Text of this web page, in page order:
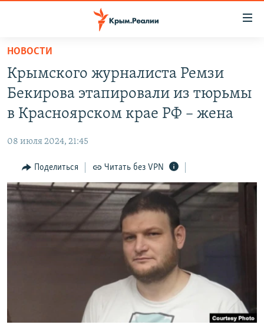
Вернуться
основному
содержанию
Вернутся
главной
Вернутся
поиску
СПЕЦПРОЕКТЫ
ГРУЗ 200
11 ЛЕТ ОККУПАЦИИ КРЫМА. 11 ИСТОРИЙ СОПРОТИВЛЕНИЯ
ВОДА
ЕЩЕ
ИНТЕРАКТИВ
ИНФОГРАФИКА
ТЕЛЕПРОЕКТ КРЫМ.РЕАЛИИ
СОВЕТЫ ПРАВОЗАЩИТНИКОВ
КРЫМ.НЕПОКОРЕННЫЙ
РАДІО СВОБОДА
КАК ОБОЙТИ БЛОКИРОВКУ
Українською
НОВОСТИ
Крымского журналиста Ремзи
Бекирова этапировали из тюрьмы
в Красноярском крае РФ – жена
08 июля 2024, 21:45
Поделиться Читать без VPN